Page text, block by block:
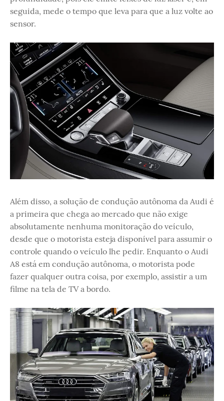
seguida, mede o tempo que leva para que a luz volte ao
sensor.
Além disso, a solução de condução autônoma da Audi é
a primeira que chega ao mercado que não exige
absolutamente nenhuma monitoração do veículo,
desde que o motorista esteja disponível para assumir o
controle quando o veículo lhe pedir. Enquanto o Audi
A8 está em condução autônoma, o motorista pode
fazer qualquer outra coisa, por exemplo, assistir a um
filme na tela de TV a bordo.